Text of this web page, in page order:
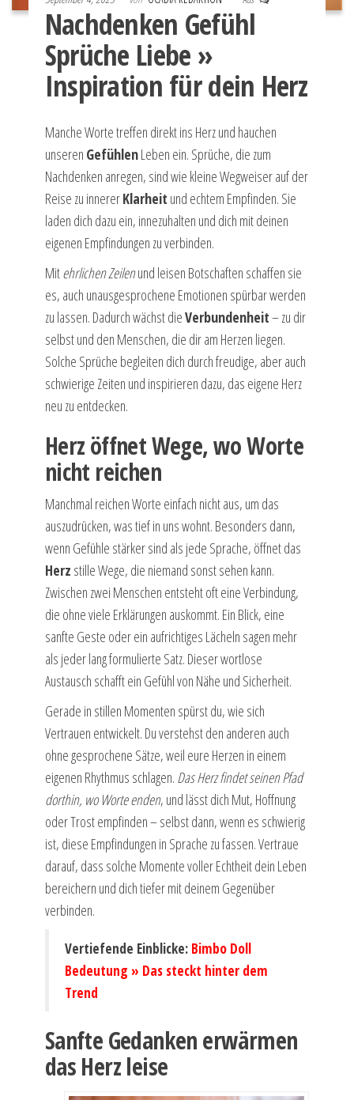
Nachdenken Gefühl
Sprüche Liebe »
Inspiration für dein Herz
Manche Worte treffen direkt ins Herz und hauchen
unseren GefühlenLeben ein. Sprüche, die zum
Nachdenken anregen, sind wie kleine Wegweiser auf der
Reise zu innererKlarheit und echtem Empfinden. Sie
laden dich dazu ein, innezuhalten und dich mit deinen
eigenen Empfindungen zu verbinden.
Mitehrlichen Zeilenund leisen Botschaften schaffen sie
es, auch unausgesprochene Emotionen spürbar werden
zu lassen. Dadurch wächst dieVerbundenheit– zu dir
selbst und den Menschen, die dir am Herzen liegen.
Solche Sprüche begleiten dich durch freudige, aber auch
schwierige Zeiten und inspirieren dazu, das eigene Herz
neu zu entdecken.
Herz öffnet Wege, wo Worte
nicht reichen
Manchmal reichen Worte einfach nicht aus, um das
auszudrücken, was tief in uns wohnt. Besonders dann,
wenn Gefühle stärker sind als jede Sprache, öffnet das
Herz stille Wege, die niemand sonst sehen kann.
Zwischen zwei Menschen entsteht oft eine Verbindung,
die ohne viele Erklärungen auskommt. Ein Blick, eine
sanfte Geste oder ein aufrichtiges Lächeln sagen mehr
als jeder lang formulierte Satz. Dieser wortlose
Austausch schafft ein Gefühl von Nähe und Sicherheit.
Gerade in stillen Momenten spürst du, wie sich
Vertrauen entwickelt. Du verstehst den anderen auch
ohne gesprochene Sätze, weil eure Herzen in einem
eigenen Rhythmus schlagen. Das Herz findet seinen Pfad
dorthin, wo Worte enden, und lässt dich Mut, Hoffnung
oder Trost empfinden – selbst dann, wenn es schwierig
ist, diese Empfindungen in Sprache zu fassen. Vertraue
darauf, dass solche Momente voller Echtheit dein Leben
bereichern und dich tiefer mit deinem Gegenüber
verbinden.
Vertiefende Einblicke: Bimbo Doll
Bedeutung » Das steckt hinter dem
Trend
Sanfte Gedanken erwärmen
das Herz leise